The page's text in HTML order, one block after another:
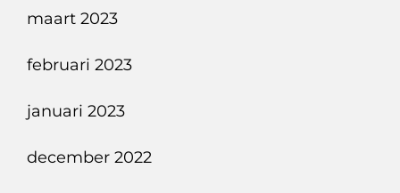
maart 2023
februari 2023
januari 2023
december 2022